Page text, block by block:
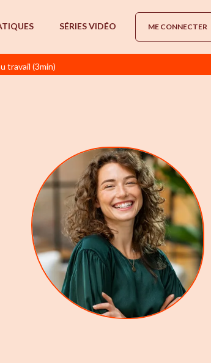
SÉRIES VIDÉO ME CONNECTER
travail (3min)